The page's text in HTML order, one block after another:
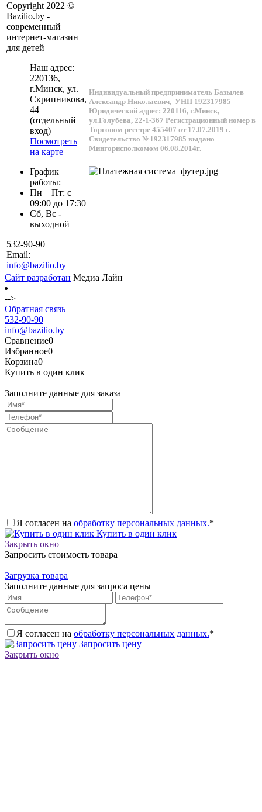
Copyright 2022 ©
Bazilio.by -
современный
интернет-магазин
для детей
Наш адрес:
220136,
г.Минск, ул.
Скрипникова,
44
(отдельный
вход)
Посмотреть
на карте
График
работы:
Пн – Пт: с
09:00 до 17:30
Сб, Вс -
выходной
532-90-90
Email:
info@bazilio.by
Индивидуальный предприниматель Базылев
Александр Николаевич, УНП 192317985
Юридический адрес: 220116, г.Минск,
ул.Голубева, 22-1-367 Регистрационный номер в
Торговом реестре 455407 от 17.07.2019 г.
Свидетельство №192317985 выдано
Мингорисполкомом 06.08.2014г.
Сайт разработан Медиа Лайн
-->
Обратная связь
532-90-90
info@bazilio.by
Сравнение0
Избранное0
Корзина0
Купить в один клик
Заполните данные для заказа
Я согласен на обработку персональных данных.*
Купить в один клик
Закрыть окно
Запросить стоимость товара
Загрузка товара
Заполните данные для запроса цены
Я согласен на обработку персональных данных.*
Запросить цену
Закрыть окно